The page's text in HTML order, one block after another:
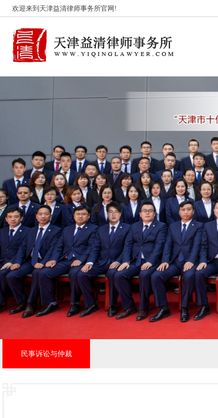
欢迎来到天津益清律师事务所官网!
民事诉讼与仲裁